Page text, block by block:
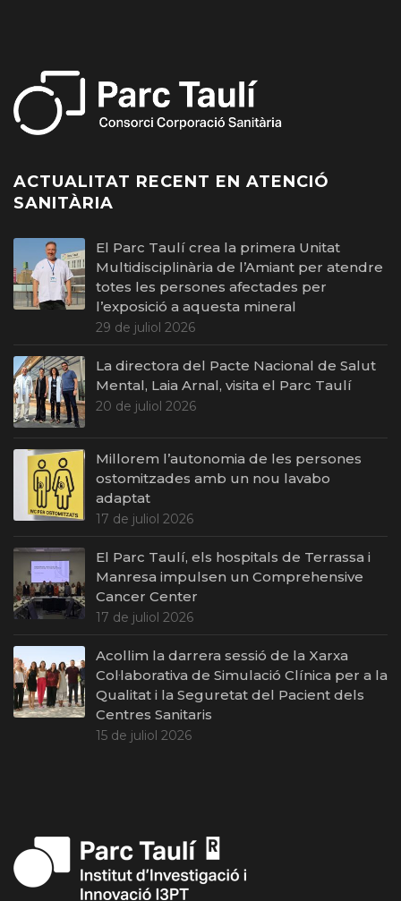
ACTUALITAT RECENT EN ATENCIÓ
SANITÀRIA
El Parc Taulí crea la primera Unitat
Multidisciplinària de l’Amiant per atendre
totes les persones afectades per
l’exposició a aquesta mineral
29 de juliol 2026
La directora del Pacte Nacional de Salut
Mental, Laia Arnal, visita el Parc Taulí
20 de juliol 2026
Millorem l’autonomia de les persones
ostomitzades amb un nou lavabo
adaptat
17 de juliol 2026
El Parc Taulí, els hospitals de Terrassa i
Manresa impulsen un Comprehensive
Cancer Center
17 de juliol 2026
Acollim la darrera sessió de la Xarxa
Col·laborativa de Simulació Clínica per a la
Qualitat i la Seguretat del Pacient dels
Centres Sanitaris
15 de juliol 2026